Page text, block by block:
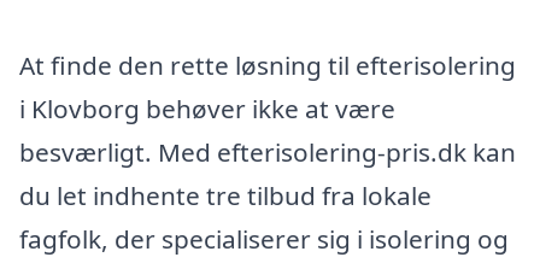
At finde den rette løsning til efterisolering
i Klovborg behøver ikke at være
besværligt. Med efterisolering-pris.dk kan
du let indhente tre tilbud fra lokale
fagfolk, der specialiserer sig i isolering og